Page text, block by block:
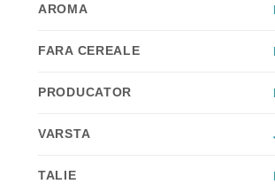
AROMA
FARA CEREALE
PRODUCATOR
VARSTA
TALIE